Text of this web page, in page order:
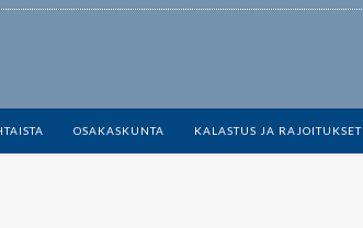
OSAKASKUNTA KALASTUS JA RAJOITUKSET